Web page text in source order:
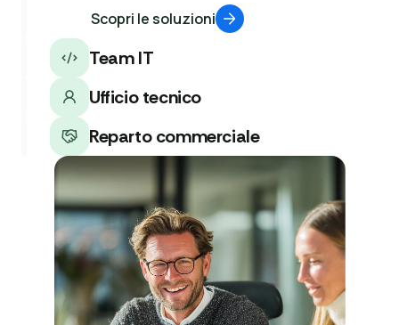
Scopri le soluzioni
Team IT
Ufficio tecnico
Reparto commerciale